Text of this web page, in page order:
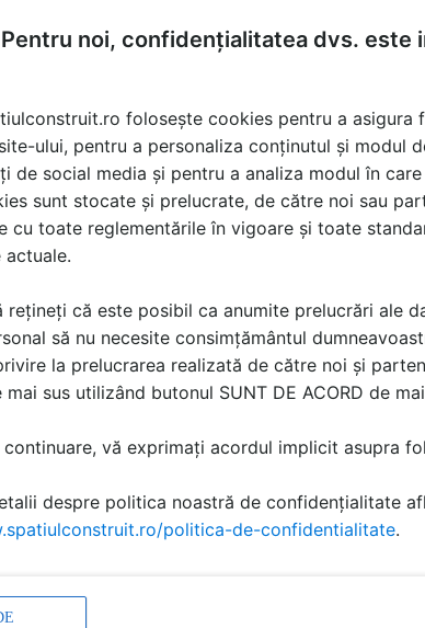
costurilor asociate proiectelor mari.
bucură-te de proiecte 100% eficiente!
CARE SUNT AVANTAJELE UTILIZARII UNEI
interax si fata de marginea materialului de
de materiale de baza precum beton si zidarie
ancoraje la mari adancimi, pana la 2,5 m
structurale si non-structurale
o gama larga de diametre M8-M40
si C2
umede si in mediu submersibil
prin carotare diamantata si prin rotopercutie
chimice trebuie sa luam in considerare
face ancorarea
care se efectueaza montajul
tije filetate, bucse filetate, armaturi
Pentru noi, confidențialitatea dvs. este
folosește cookies pentru a asigura
ului, pentru a personaliza conținutul și modul
de social media și pentru a analiza modul în
sunt stocate și prelucrate, de către noi sau
cu toate reglementările în vigoare și toate
actuale.
rețineți că este posibil ca anumite prelucrări ale
să nu necesite consimțământul
la prelucrarea realizată de către noi și
sus utilizând butonul SUNT DE ACORD de
continuare, vă exprimați acordul implicit asupra
despre politica noastră de confidențialitate
politica-de-confidentialitate.